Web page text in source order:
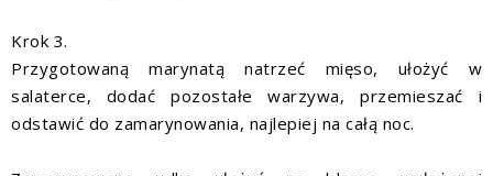
Krok 3.
Przygotowaną marynatą natrzeć mięso, ułożyć w
salaterce, dodać pozostałe warzywa, przemieszać i
odstawić do zamarynowania, najlepiej na całą noc.